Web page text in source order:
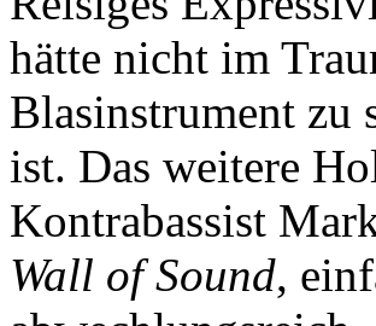
hätte nicht im
Blasinstrument zu
ist. Das weitere
Kontrabassist
Wall of Sound,